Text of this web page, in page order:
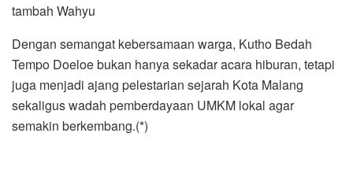
tambah Wahyu
Dengan semangat kebersamaan warga, Kutho Bedah
Tempo Doeloe bukan hanya sekadar acara hiburan, tetapi
juga menjadi ajang pelestarian sejarah Kota Malang
sekaligus wadah pemberdayaan UMKM lokal agar
semakin berkembang.(*)